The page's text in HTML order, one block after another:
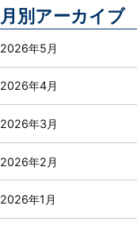
月別アーカイブ
2026年5月
2026年4月
2026年3月
2026年2月
2026年1月